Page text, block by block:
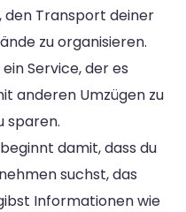
den Transport deiner
zu organisieren.
ein Service, der es
anderen Umzügen zu
sparen.
damit, dass du
suchst, das
Informationen wie